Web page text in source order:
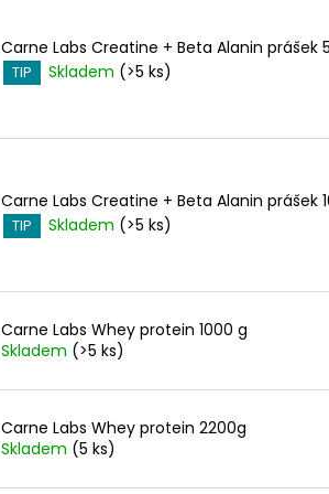
Carne Labs Creatine + Beta Alanin prášek
TIP Skladem (>5 ks)
Carne Labs Creatine + Beta Alanin prášek
TIP Skladem (>5 ks)
Carne Labs Whey protein 1000 g
Skladem (>5 ks)
Carne Labs Whey protein 2200g
Skladem (5 ks)